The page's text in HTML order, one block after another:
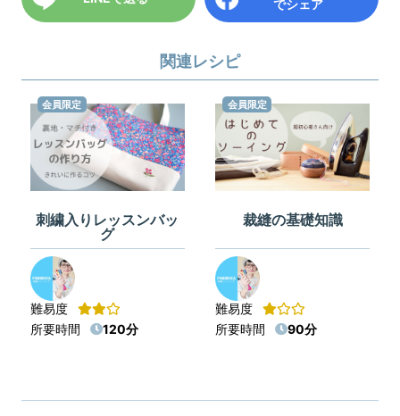
でシェア
関連レシピ
刺繍入りレッスンバッ
グ
会員限定
難易度
所要時間
120分
裁縫の基礎知識
会員限定
難易度
所要時間
90分